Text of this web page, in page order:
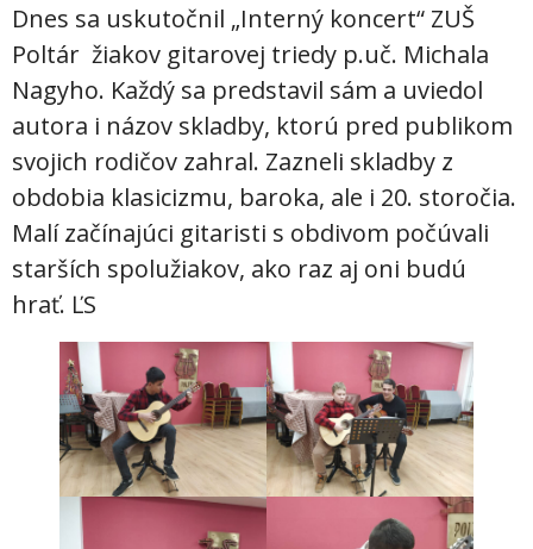
zamestnancov
Vyučované odbory
- Hudobný odbor
- Výtvarný odbor
- Tanečný odbor
- Literárno – dramatický odbor
- SÚBORY NA ŠKOLE
Informácie
- Povinné zverejňovanie informácií
- - Organizačná štruktúra ZUŠ Poltár
- - Zriaďovacia listina ZUŠ Poltár
Dnes sa uskutočnil „Interný koncert“ ZUŠ
Poltár žiakov gitarovej triedy p.uč. Michala
Nagyho. Každý sa predstavil sám a uviedol
autora i názov skladby, ktorú pred publikom
svojich rodičov zahral. Zazneli skladby z
obdobia klasicizmu, baroka, ale i 20. storočia.
Malí začínajúci gitaristi s obdivom počúvali
starších spolužiakov, ako raz aj oni budú
hrať. ĽS